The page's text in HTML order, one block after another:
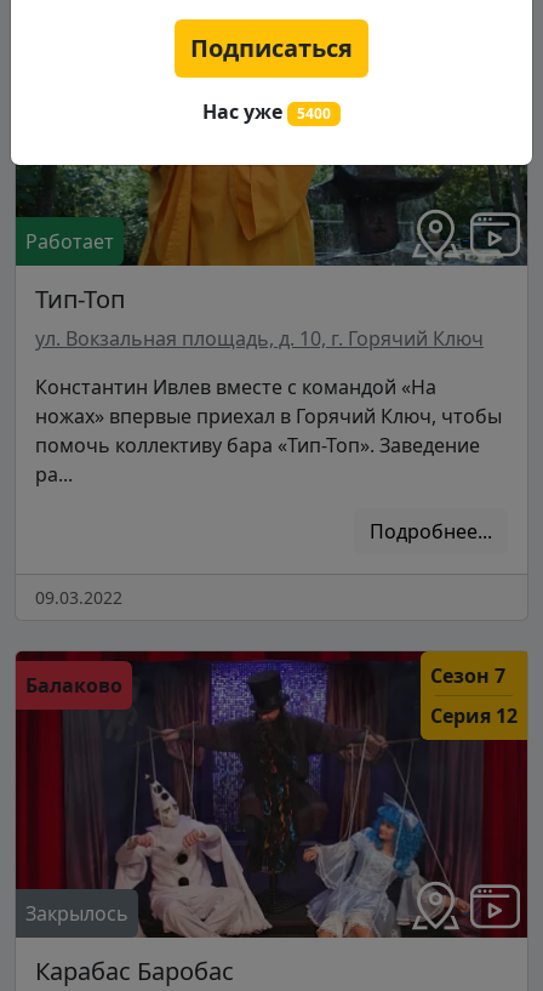
Работает
Тип-Топ
ул. Вокзальная площадь, д. 10, г. Горячий Ключ
Константин Ивлев вместе с командой «На
ножах» впервые приехал в Горячий Ключ, чтобы
помочь коллективу бара «Тип-Топ». Заведение
ра...
Подробнее...
09.03.2022
Балаково
Сезон 7
Серия 12
Закрылось
Карабас Баробас
Подписаться
Нас уже 5400